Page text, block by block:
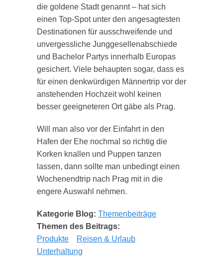
die goldene Stadt genannt – hat sich
einen Top-Spot unter den angesagtesten
Destinationen für ausschweifende und
unvergessliche Junggesellenabschiede
und Bachelor Partys innerhalb Europas
gesichert. Viele behaupten sogar, dass es
für einen denkwürdigen Männertrip vor der
anstehenden Hochzeit wohl keinen
besser geeigneteren Ort gäbe als Prag.
Will man also vor der Einfahrt in den
Hafen der Ehe nochmal so richtig die
Korken knallen und Puppen tanzen
lassen, dann sollte man unbedingt einen
Wochenendtrip nach Prag mit in die
engere Auswahl nehmen.
Kategorie Blog: Themenbeiträge
Themen des Beitrags:
Produkte
Reisen & Urlaub
Unterhaltung